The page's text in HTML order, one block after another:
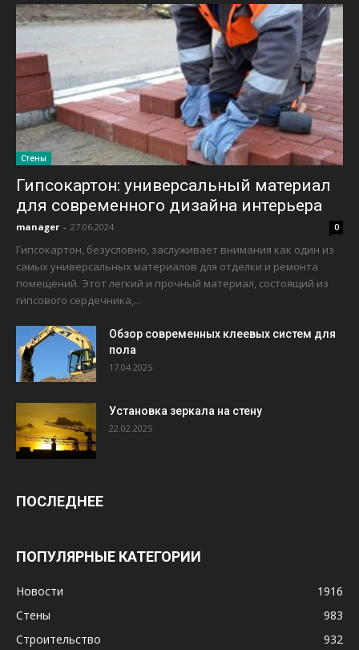
Стены
Гипсокартон: универсальный материал
для современного дизайна интерьера
manager - 27.06.2024 0
Гипсокартон, безусловно, заслуживает внимания как один из
самых универсальных материалов для отделки и ремонта
помещений. Этот легкий и прочный материал, состоящий из
гипсового сердечника,...
Обзор современных клеевых систем для
пола
17.04.2025
Установка зеркала на стену
22.02.2025
ПОСЛЕДНЕЕ
ПОПУЛЯРНЫЕ КАТЕГОРИИ
Новости
1916
Стены
983
Строительство
932